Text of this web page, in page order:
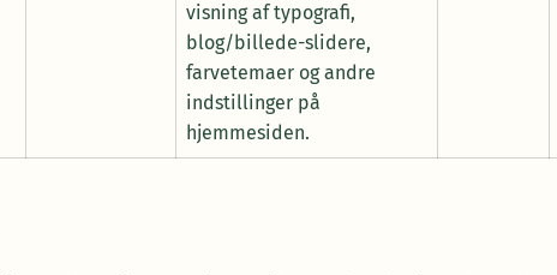
visning af typografi,
blog/billede-slidere,
farvetemaer og andre
indstillinger på
hjemmesiden.